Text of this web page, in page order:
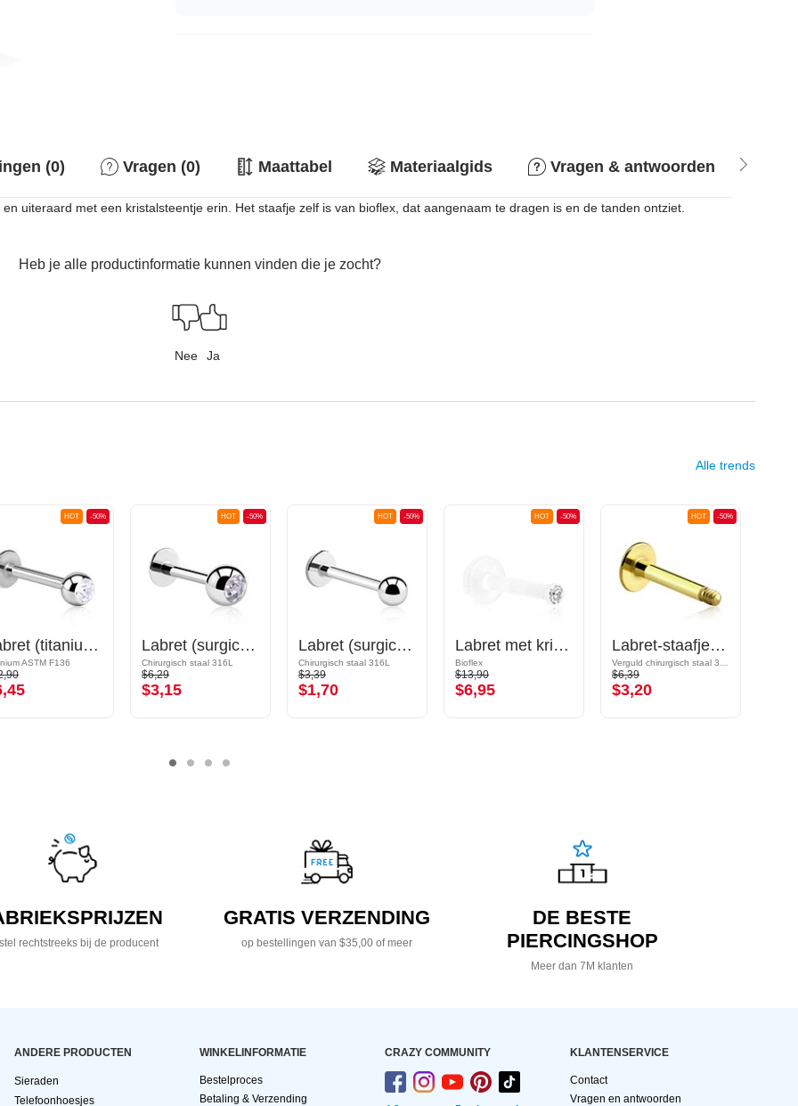
(0) Vragen (0) Maattabel Materiaalgids Vragen & antwoorden
uiteraard met een kristalsteentje erin. Het staafje zelf is van bioflex, dat aangenaam te dragen is en de tanden ontziet.
Heb je alle productinformatie kunnen vinden die je zocht?
Nee Ja
Alle trends
-50%
HOT
Labret (titanium, glanzende afwerking) met Met steentjes bezet balletje
ASTM F136
-50%
HOT
Labret (surgical steel, silver, shiny finish) met Met steentjes bezet balletje
Chirurgisch staal 316L
$6,29
$3,15
-50%
HOT
Labret (surgical steel, silver, shiny finish)
Chirurgisch staal 316L
$3,39
$1,70
-50%
HOT
Labret met kristalsteentje
Bioflex
$13,90
$6,95
-50%
HOT
Labret-staafje (chirurgisch staal, goud, glanzende afwerking)
$6,39
$3,20
rechtstreeks bij de producent
GRATIS VERZENDING
op bestellingen van $35,00 of meer
DE BESTE
PIERCINGSHOP
Meer dan 7M klanten
ANDERE PRODUCTEN
Sieraden
Telefoonhoesjes
WINKELINFORMATIE
Bestelproces
Betaling & Verzending
CRAZY COMMUNITY KLANTENSERVICE
Contact
Vragen en antwoorden